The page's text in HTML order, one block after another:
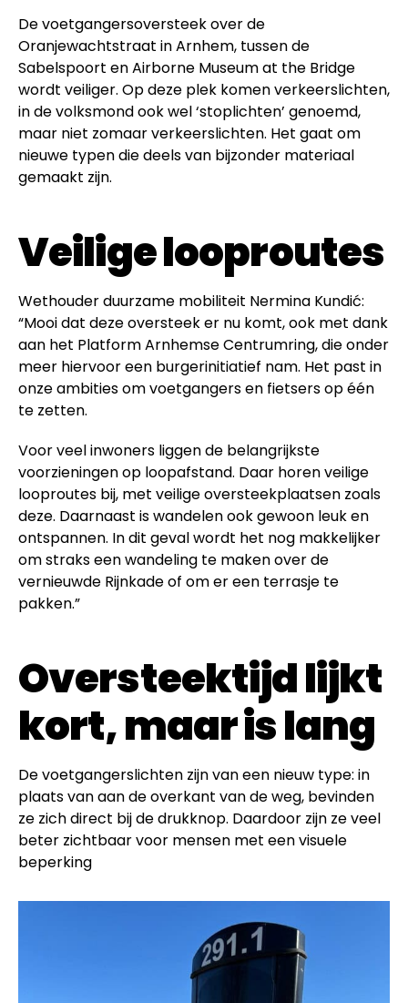
De voetgangersoversteek over de
Oranjewachtstraat in Arnhem, tussen de
Sabelspoort en Airborne Museum at the Bridge
wordt veiliger. Op deze plek komen verkeerslichten,
in de volksmond ook wel ‘stoplichten’ genoemd,
maar niet zomaar verkeerslichten. Het gaat om
nieuwe typen die deels van bijzonder materiaal
gemaakt zijn.
Veilige looproutes
Wethouder duurzame mobiliteit Nermina Kundić:
“Mooi dat deze oversteek er nu komt, ook met dank
aan het Platform Arnhemse Centrumring, die onder
meer hiervoor een burgerinitiatief nam. Het past in
onze ambities om voetgangers en fietsers op één
te zetten.
Voor veel inwoners liggen de belangrijkste
voorzieningen op loopafstand. Daar horen veilige
looproutes bij, met veilige oversteekplaatsen zoals
deze. Daarnaast is wandelen ook gewoon leuk en
ontspannen. In dit geval wordt het nog makkelijker
om straks een wandeling te maken over de
vernieuwde Rijnkade of om er een terrasje te
pakken.”
Oversteektijd lijkt
kort, maar is lang
De voetgangerslichten zijn van een nieuw type: in
plaats van aan de overkant van de weg, bevinden
ze zich direct bij de drukknop. Daardoor zijn ze veel
beter zichtbaar voor mensen met een visuele
beperking